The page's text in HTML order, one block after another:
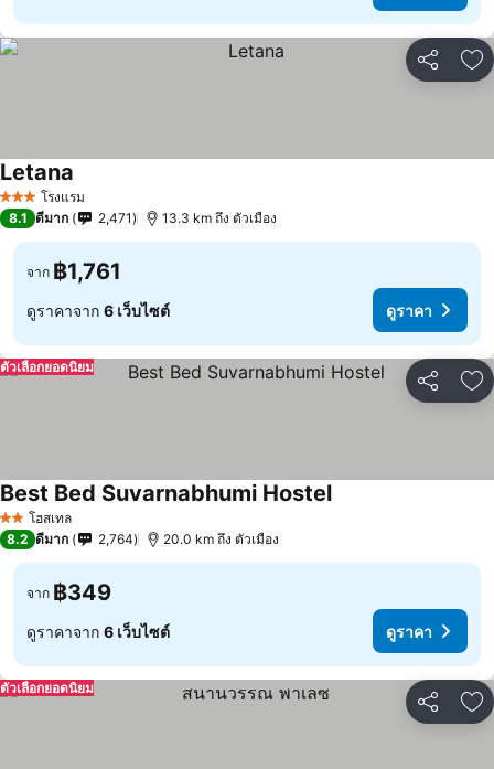
แชร์ เ
3 ดาว โรงแรม
Letana
8.1 ดีมาก 2,471 13.3 km ถึง ตัวเมือง
จาก ฿1,761
ดูราคาจาก 6 เว็บไซต์ ดูราคา
แชร์ เ
ตัวเลือกยอดนิยม
2 ดาวโฮสเทล
Best Bed Suvarnabhumi Hostelดูราคา
8.2 ดีมาก 2,764 20.0 km ถึง ตัวเมือง
จาก ฿349
ดูราคาจาก 6 เว็บไซต์ ดูราคา
แชร์ เ
ตัวเลือกยอดนิยม